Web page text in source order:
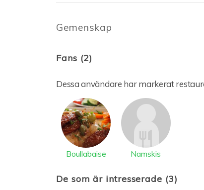
Gemenskap
Fans (2)
Dessa användare har markerat
Boullabaise Namskis
De som är intresserade (3)